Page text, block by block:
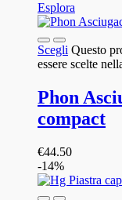
Esplora
Scegli Questo
essere scelte
Phon
compact
€44.50
-14%